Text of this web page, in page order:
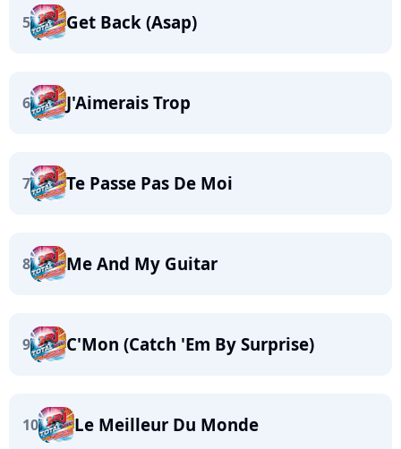
5 Get Back (Asap)
6 J'Aimerais Trop
7 Te Passe Pas De Moi
8 Me And My Guitar
9 C'Mon (Catch 'Em By Surprise)
10 Le Meilleur Du Monde